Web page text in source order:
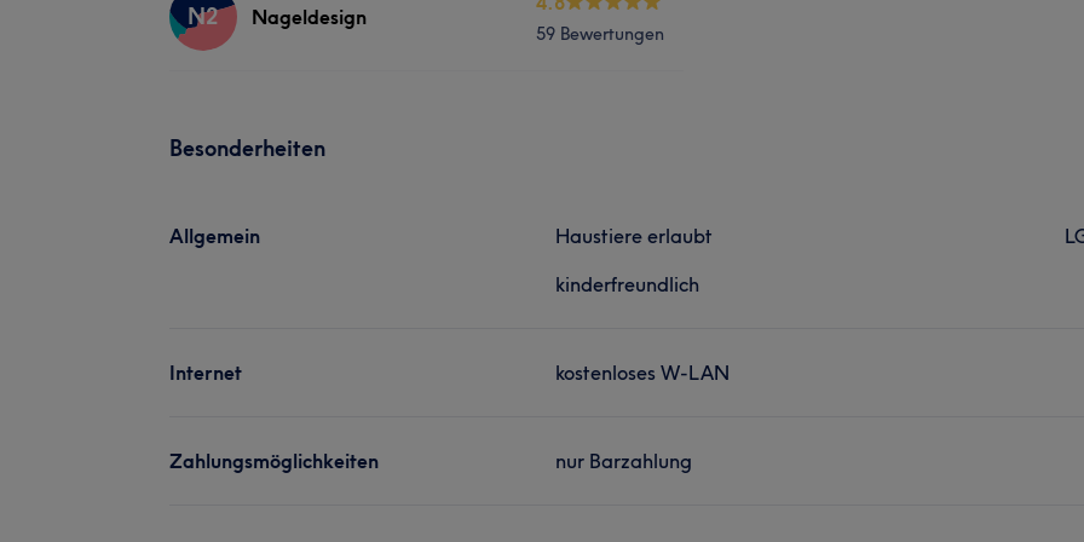
N2 Nageldesign
59 Bewertungen
Besonderheiten
Allgemein
Haustiere erlaubt
kinderfreundlich
Internet kostenloses W-LAN
Zahlungsmöglichkeiten nur Barzahlung